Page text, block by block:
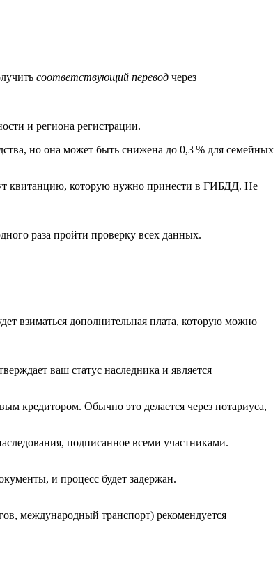
соответствующий перевод через
и региона регистрации.
но она может быть снижена до 0,3 % для семейных
квитанцию, которую нужно принести в ГИБДД. Не
раза пройти проверку всех данных.
взиматься дополнительная плата, которую можно
ваш статус наследника и является
кредитором. Обычно это делается через нотариуса,
подписанное всеми участниками.
и процесс будет задержан.
международный транспорт) рекомендуется